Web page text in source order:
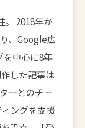
。 2018年か
、Google広
を中心に8年
した記事は
ーとのチー
ングを支援